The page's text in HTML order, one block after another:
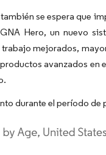
se espera que
Hero, un nuevo
mejorados,
avanzados en
durante el período de